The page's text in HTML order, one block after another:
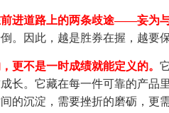
进道路上的两条歧途——妄为与
。因此，越是胜券在握，越要
更不是一时成绩就能定义的。
长。它藏在每一件可靠的产品
的沉淀，需要挫折的磨砺，更